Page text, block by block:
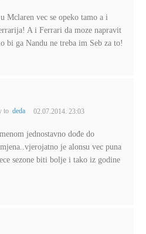
Mclaren vec se opeko tamo a i
A i Ferrari da moze napravit
bi ga Nandu ne treba im Seb za to!
todeda 02.07.2014. 23:03
jednostavno dođe do
je alonsu vec puna
sezone biti bolje i tako iz godine